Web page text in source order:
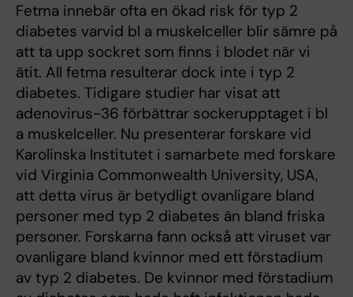
Fetma innebär ofta en ökad risk för typ 2
diabetes varvid bl a muskelceller blir sämre på
att ta upp sockret som finns i blodet när vi
ätit. All fetma resulterar dock inte i typ 2
diabetes. Tidigare studier har visat att
adenovirus-36 förbättrar sockerupptaget i bl
a muskelceller. Nu presenterar forskare vid
Karolinska Institutet i samarbete med forskare
vid Virginia Commonwealth University, USA,
att detta virus är betydligt ovanligare bland
personer med typ 2 diabetes än bland friska
personer. Forskarna fann också att viruset var
ovanligare bland kvinnor med ett förstadium
av typ 2 diabetes. De kvinnor med förstadium